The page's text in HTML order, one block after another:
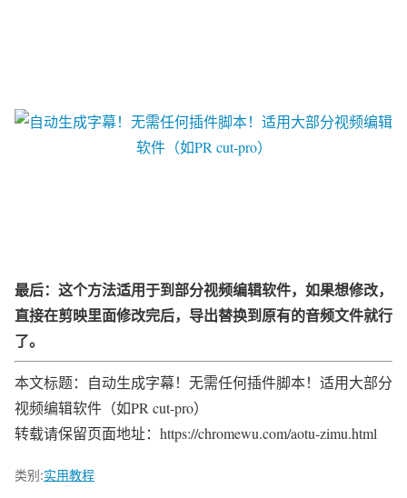
最后：这个方法适用于到部分视频编辑软件，如果想修改，
直接在剪映里面修改完后，导出替换到原有的音频文件就行
了。
本文标题：自动生成字幕！无需任何插件脚本！适用大部分
视频编辑软件（如PR cut-pro）
转载请保留页面地址：https://chromewu.com/aotu-zimu.html
类别:实用教程